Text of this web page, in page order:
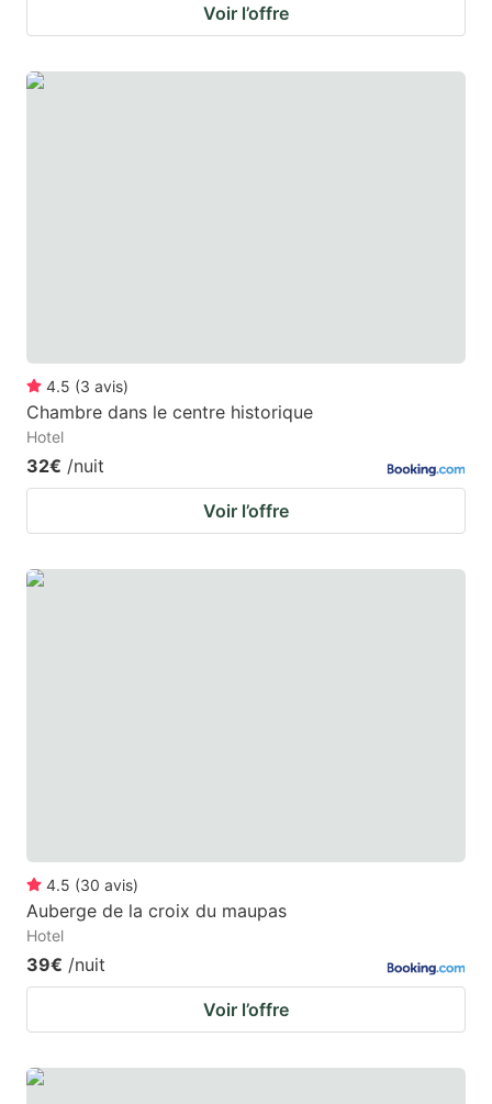
Voir l’offre
4.5 (3 avis)
Chambre dans le centre historique
Hotel
32€ /nuit
Voir l’offre
4.5 (30 avis)
Auberge de la croix du maupas
Hotel
39€ /nuit
Voir l’offre